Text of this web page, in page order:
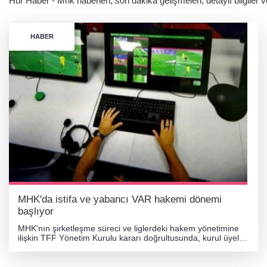
HABER
MHK'da istifa ve yabancı VAR hakemi dönemi
başlıyor
MHK'nın şirketleşme süreci ve liglerdeki hakem yönetimine
ilişkin TFF Yönetim Kurulu kararı doğrultusunda, kurul üyeleri